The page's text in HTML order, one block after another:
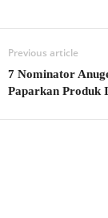
Previous article
7 Nominator
Paparkan Produk